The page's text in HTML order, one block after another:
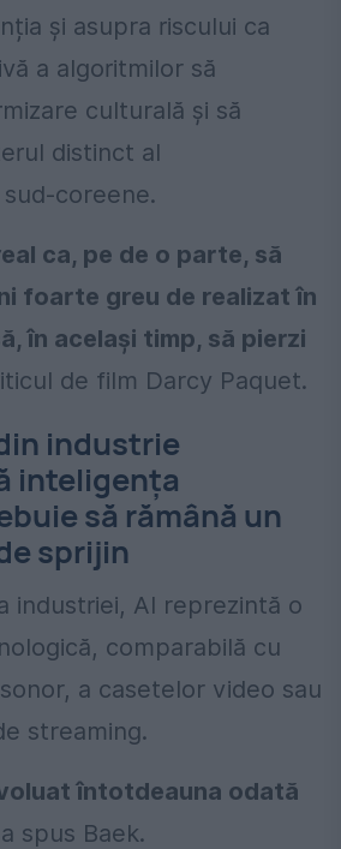
și asupra riscului ca
a algoritmilor să
culturală și să
distinct al
coreene.
ca, pe de o parte, să
foarte greu de realizat în
în același timp, să pierzi
de film Darcy Paquet.
industrie
inteligența
să rămână un
sprijin
industriei, AI reprezintă o
comparabilă cu
a casetelor video sau
streaming.
întotdeauna odată
a spus Baek.